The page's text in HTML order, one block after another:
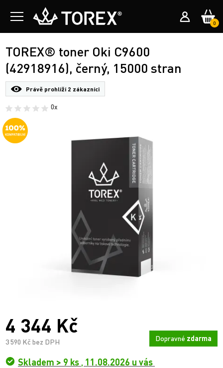
0
TOREX® toner Oki C9600
(42918916), černý, 15000 stran
Právě prohlíží 2 zákazníci
0x
4 344 Kč
3 590 Kč bez DPH Dopravné zdarma
Skladem > 9 ks , 11.08.2026 u vás